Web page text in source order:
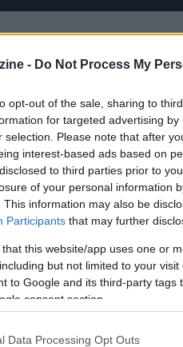
- Do Not Process My
opt-out of the sale, sharing to
for targeted advertising
selection. Please note that after
interest-based ads based on
to third parties prior to
of your personal information
This information may also be
Participants that may further
that this website/app uses one or
but not limited to your
to Google and its third-party
consent section.
Data Processing Opt Outs
italiane rappresenta un
fatturato nazionale e
digitalizzazione,
critici che riguardano
l’innovazione in